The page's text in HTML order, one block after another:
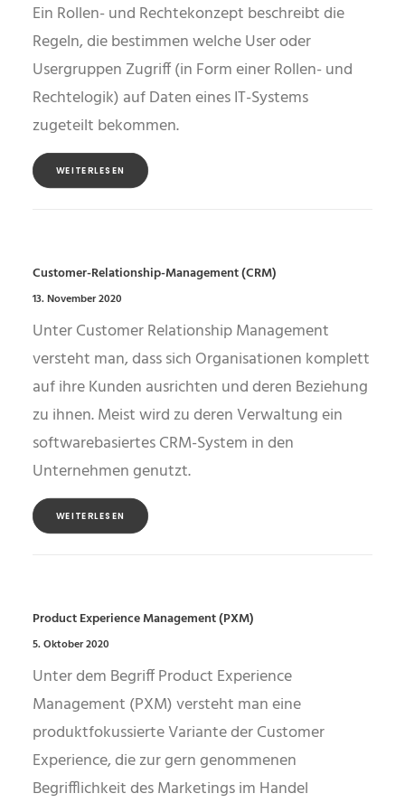
Ein Rollen- und Rechtekonzept beschreibt die
Regeln, die bestimmen welche User oder
Usergruppen Zugriff (in Form einer Rollen- und
Rechtelogik) auf Daten eines IT-Systems
zugeteilt bekommen.
WEITERLESEN
Customer-Relationship-Management (CRM)
13. November 2020
Unter Customer Relationship Management
versteht man, dass sich Organisationen komplett
auf ihre Kunden ausrichten und deren Beziehung
zu ihnen. Meist wird zu deren Verwaltung ein
softwarebasiertes CRM-System in den
Unternehmen genutzt.
WEITERLESEN
Product Experience Management (PXM)
5. Oktober 2020
Unter dem Begriff Product Experience
Management (PXM) versteht man eine
produktfokussierte Variante der Customer
Experience, die zur gern genommenen
Begrifflichkeit des Marketings im Handel